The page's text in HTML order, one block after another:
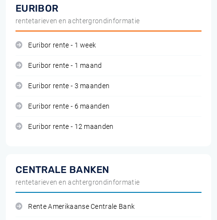
EURIBOR
rentetarieven en achtergrondinformatie
Euribor rente - 1 week
Euribor rente - 1 maand
Euribor rente - 3 maanden
Euribor rente - 6 maanden
Euribor rente - 12 maanden
CENTRALE BANKEN
rentetarieven en achtergrondinformatie
Rente Amerikaanse Centrale Bank